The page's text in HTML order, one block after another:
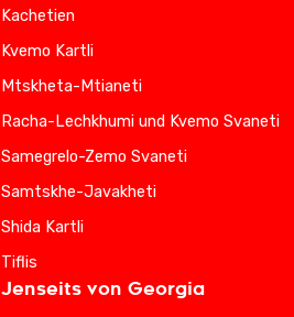
Kachetien
Kvemo Kartli
Mtskheta-Mtianeti
Racha-Lechkhumi und Kvemo Svaneti
Samegrelo-Zemo Svaneti
Samtskhe-Javakheti
Shida Kartli
Tiflis
Jenseits von Georgia